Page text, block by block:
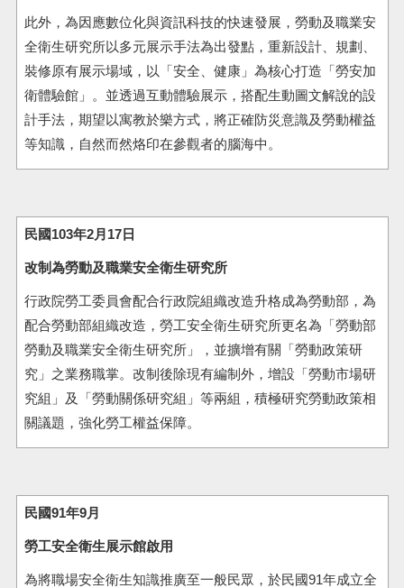
此外，為因應數位化與資訊科技的快速發展，勞動及職業安
全衛生研究所以多元展示手法為出發點，重新設計、規劃、
裝修原有展示場域，以「安全、健康」為核心打造「勞安加
衛體驗館」。並透過互動體驗展示，搭配生動圖文解說的設
計手法，期望以寓教於樂方式，將正確防災意識及勞動權益
等知識，自然而然烙印在參觀者的腦海中。
民國103年2月17日
改制為勞動及職業安全衛生研究所
行政院勞工委員會配合行政院組織改造升格成為勞動部，為
配合勞動部組織改造，勞工安全衛生研究所更名為「勞動部
勞動及職業安全衛生研究所」，並擴增有關「勞動政策研
究」之業務職掌。改制後除現有編制外，增設「勞動市場研
究組」及「勞動關係研究組」等兩組，積極研究勞動政策相
關議題，強化勞工權益保障。
民國91年9月
勞工安全衛生展示館啟用
為將職場安全衛生知識推廣至一般民眾，於民國91年成立全